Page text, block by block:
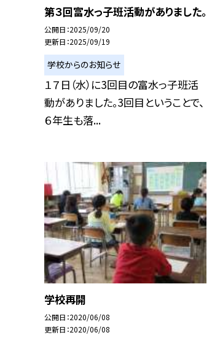
第３回富水っ子班活動がありました。
公開日 2025/09/20
更新日 2025/09/19
学校からのお知らせ
１７日（水）に3回目の富水っ子班活
動がありました。3回目ということで、
６年生も落...
学校再開
公開日 2020/06/08
更新日 2020/06/08